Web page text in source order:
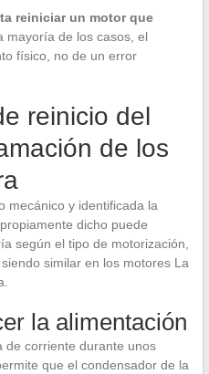
reiniciar un motor que
mayoría de los casos, el
físico, no de un error
reinicio del
de los
mecánico y identificada la
dicho puede
según el tipo de motorización,
similar en los motores La
la alimentación
de corriente durante unos
que el condensador de la